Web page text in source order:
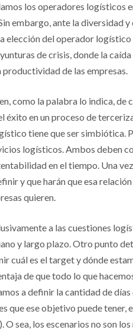
los operadores logísticos
embargo, ante la diversidad
elección del operador
de crisis, donde la caída
de las empresas.
como la palabra lo indica, de
éxito en un proceso de
tiene que ser simbiótica.
logísticos. Ambos deben
en el tiempo. Una
y que harán que esa
quieren.
a las cuestiones
y largo plazo. Otro punto
cuál es el target y dónde
de que todo lo que
a definir la cantidad de
que ese objetivo puede tener,
sea, los escenarios no son